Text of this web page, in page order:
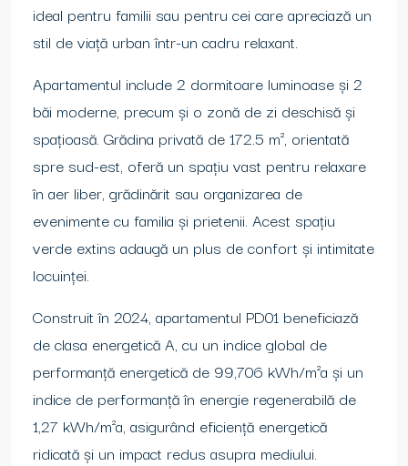
ideal pentru familii sau pentru cei care apreciază un
stil de viață urban într-un cadru relaxant.
Apartamentul include 2 dormitoare luminoase și 2
băi moderne, precum și o zonă de zi deschisă și
spațioasă. Grădina privată de 172.5 m², orientată
spre sud-est, oferă un spațiu vast pentru relaxare
în aer liber, grădinărit sau organizarea de
evenimente cu familia și prietenii. Acest spațiu
verde extins adaugă un plus de confort și intimitate
locuinței.
Construit în 2024, apartamentul PD01 beneficiază
de clasa energetică A, cu un indice global de
performanță energetică de 99,706 kWh/m²a și un
indice de performanță în energie regenerabilă de
1,27 kWh/m²a, asigurând eficiență energetică
ridicată și un impact redus asupra mediului.